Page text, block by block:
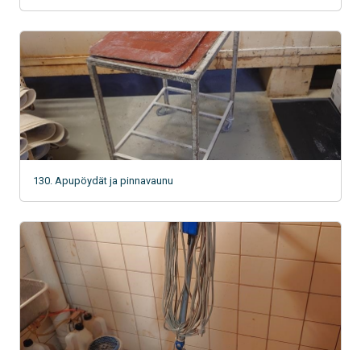
130. Apupöydät ja pinnavaunu